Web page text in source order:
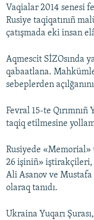
Vaqialar 2014 senesi
Rusiye taqiqatınıñ
çatışmada eki insan
Aqmescit SİZOsında
qabaatlana.
sebeplerden
Fevral 15-te
taqiq etilmesine
Rusiyede «Memorial»
26 işiniñ» iştirakçileri,
Ali Asanov ve
olaraq tanıdı.
Ukraina Yuqarı